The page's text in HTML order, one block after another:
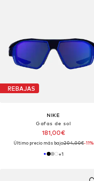
REBAJAS
NIKE
Gafas de sol
181,00€
Último precio más bajo:204,00€-11%
+1